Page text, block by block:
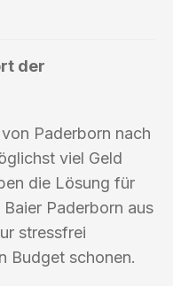
der
Paderborn nach
viel Geld
die Lösung für
Paderborn aus
stressfrei
Budget schonen.